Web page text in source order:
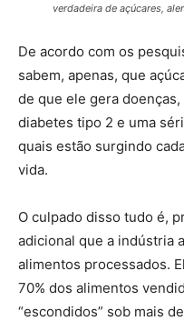
verdadeira de açúcares,
De acordo com os
sabem, apenas, que
de que ele gera
diabetes tipo 2 e uma
quais estão surgindo
vida.
O culpado disso tudo é,
adicional que a indústria
alimentos processados.
70% dos alimentos
“escondidos” sob mais